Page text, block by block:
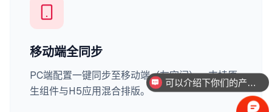
移动端全同步
PC端配置一键同步至移动端（友空间），支持原
生组件与H5应用混合排版。
你们是怎么收费的呢